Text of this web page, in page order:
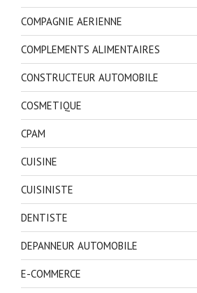
COMPAGNIE AERIENNE
COMPLEMENTS ALIMENTAIRES
CONSTRUCTEUR AUTOMOBILE
COSMETIQUE
CPAM
CUISINE
CUISINISTE
DENTISTE
DEPANNEUR AUTOMOBILE
E-COMMERCE